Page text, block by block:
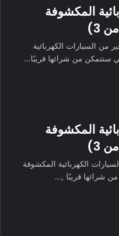
المكشوفة
من السيارات الكهربائية
ستتمكن من شرائها قريبًا…
المكشوفة
الكهربائية المكشوفة
شرائها قريبًا ,…